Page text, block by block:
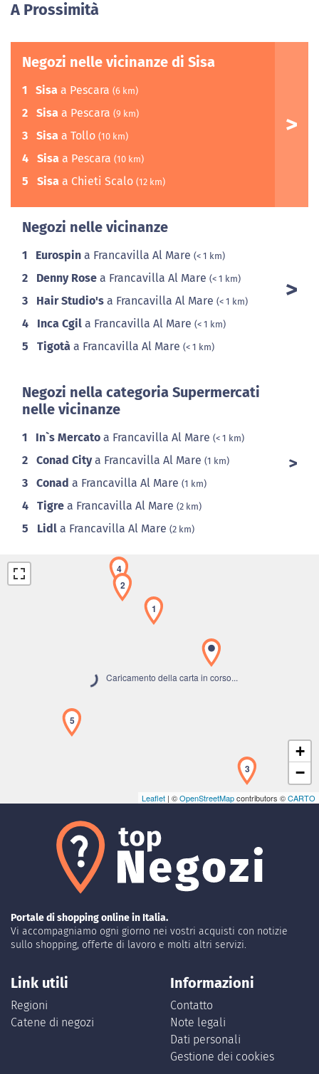
A Prossimità
Negozi nelle vicinanze di Sisa
1 Sisa a Pescara (6 km)
2 Sisa a Pescara (9 km)
3 Sisa a Tollo (10 km)
4 Sisa a Pescara (10 km)
5 Sisa a Chieti Scalo (12 km)
Negozi nelle vicinanze
1 Eurospin a Francavilla Al Mare (< 1 km)
2 Denny Rose a Francavilla Al Mare (< 1 km)
3 Hair Studio's a Francavilla Al Mare (< 1 km)
4 Inca Cgil a Francavilla Al Mare (< 1 km)
5 Tigotà a Francavilla Al Mare (< 1 km)
Negozi nella categoria Supermercati
nelle vicinanze
1 In`s Mercato a Francavilla Al Mare (< 1 km)
2 Conad Citya Francavilla Al Mare (1 km)
3 Conad a Francavilla Al Mare (1 km)
4 Tigre a Francavilla Al Mare (2 km)
5 Lidl a Francavilla Al Mare (2 km)
Caricamento della carta in corso...
1
2
3
4
5
+
−
Leaflet | ©OpenStreetMapcontributors ©CARTO
Portale di shopping online in Italia.
Vi accompagniamo ogni giorno nei vostri acquisti con notizie
sullo shopping, offerte di lavoro e molti altri servizi.
Link utili
Regioni
Catene di negozi
Informazioni
Contatto
Note legali
Dati personali
Gestione dei cookies